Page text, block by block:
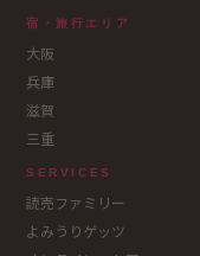
宿・旅行エリア
大阪
兵庫
滋賀
三重
SERVICES
読売ファミリー
よみうりゲッツ